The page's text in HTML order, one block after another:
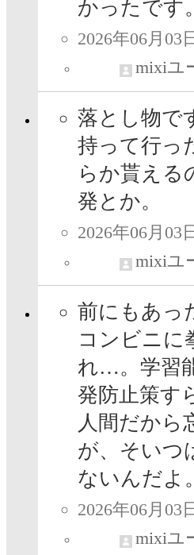
かったです。
2026年06月03
mixiユ
落とし物で
持って行っ
らか貰える
発とか。
2026年06月03
mixiユ
前にもあっ
コンビニに
れ…。学習
発防止策す
人間だから
が、そいつ
ないんだよ
2026年06月03
mixiユ